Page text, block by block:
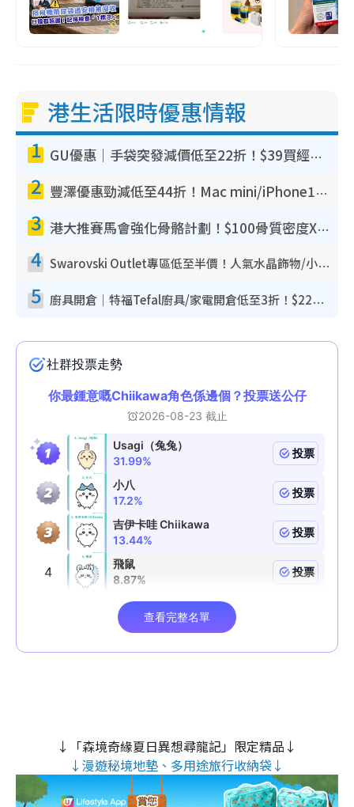
港生活限時優惠情報
1 GU優惠｜手袋突發減價低至22折！$39買經典波士頓包/餃子袋！飾物同步減價$29起！
2 豐澤優惠勁減低至44折！Mac mini/iPhone17Pro大減價！廚房家電$220起
3 港大推賽馬會強化骨骼計劃！$100骨質密度X光檢查 完成免費運動訓練送超市禮券！附參加資格
4 Swarovski Outlet專區低至半價！人氣水晶飾物/小擺設$138起！迪士尼款/水晶高跟鞋都有平
5 廚具開倉｜特福Tefal廚具/家電開倉低至3折！$220起買平底鍋/炒鑊/湯煲！電飯煲/吸塵機/燙斗$418起
↓「森境奇緣夏日異想尋龍記」限定精品↓
↓漫遊秘境地墊、多用途旅行收納袋↓